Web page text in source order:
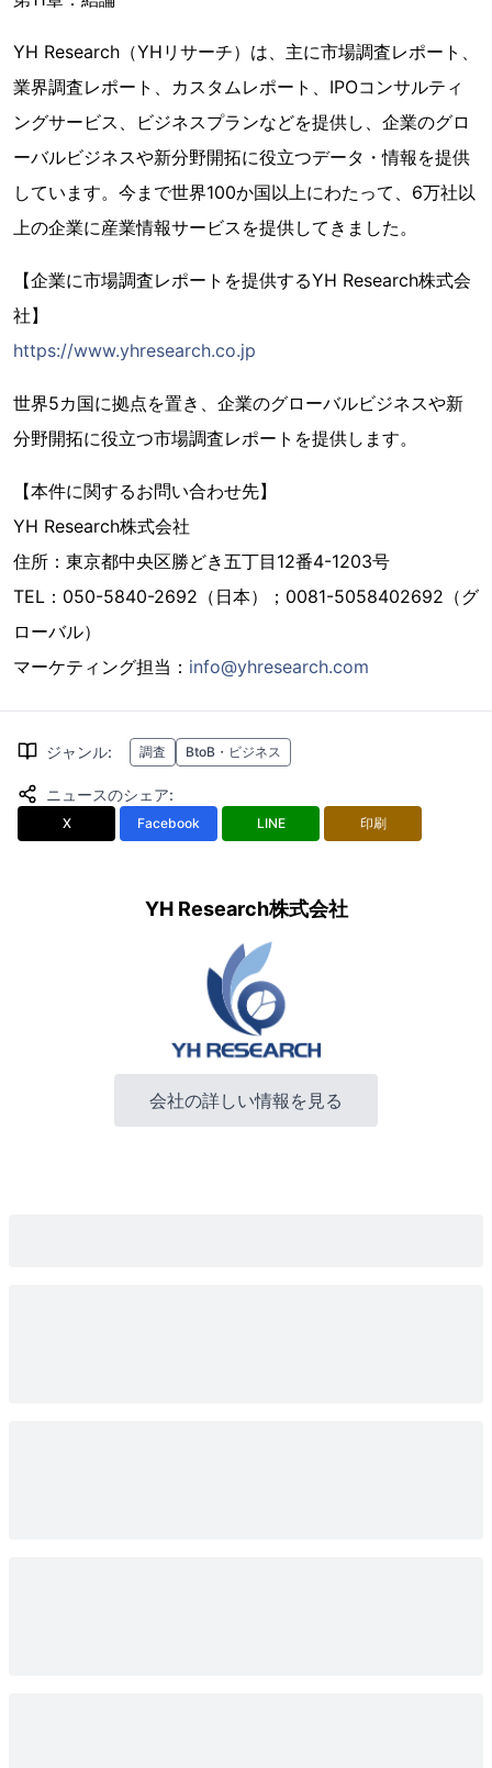
YH Research（YHリサーチ）は、主に市場調査レポート、
業界調査レポート、カスタムレポート、IPOコンサルティ
ングサービス、ビジネスプランなどを提供し、企業のグロ
ーバルビジネスや新分野開拓に役立つデータ・情報を提供
しています。今まで世界100か国以上にわたって、6万社以
上の企業に産業情報サービスを提供してきました。
【企業に市場調査レポートを提供するYH Research株式会
社】
https://www.yhresearch.co.jp
世界5カ国に拠点を置き、企業のグローバルビジネスや新
分野開拓に役立つ市場調査レポートを提供します。
【本件に関するお問い合わせ先】
YH Research株式会社
住所：東京都中央区勝どき五丁目12番4-1203号
TEL：050-5840-2692（日本）；0081-5058402692（グ
ローバル）
マーケティング担当： info@yhresearch.com
ジャンル: 調査 BtoB・ビジネス
ニュースのシェア:
X Facebook LINE 印刷
YH Research株式会社
会社の詳しい情報を見る